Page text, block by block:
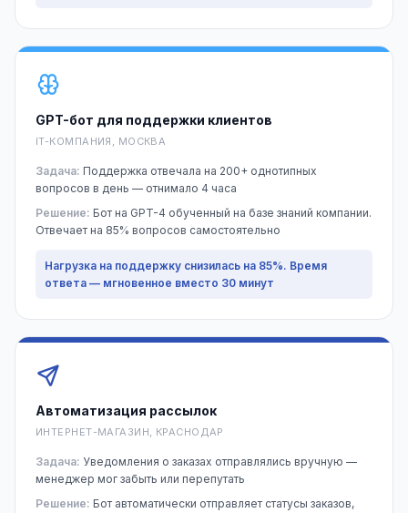
GPT-бот для поддержки клиентов
IT-КОМПАНИЯ, МОСКВА
Задача: Поддержка отвечала на 200+ однотипных
вопросов в день — отнимало 4 часа
Решение: Бот на GPT-4 обученный на базе знаний компании.
Отвечает на 85% вопросов самостоятельно
Нагрузка на поддержку снизилась на 85%. Время
ответа — мгновенное вместо 30 минут
Автоматизация рассылок
ИНТЕРНЕТ-МАГАЗИН, КРАСНОДАР
Задача: Уведомления о заказах отправлялись вручную —
менеджер мог забыть или перепутать
Решение: Бот автоматически отправляет статусы заказов,